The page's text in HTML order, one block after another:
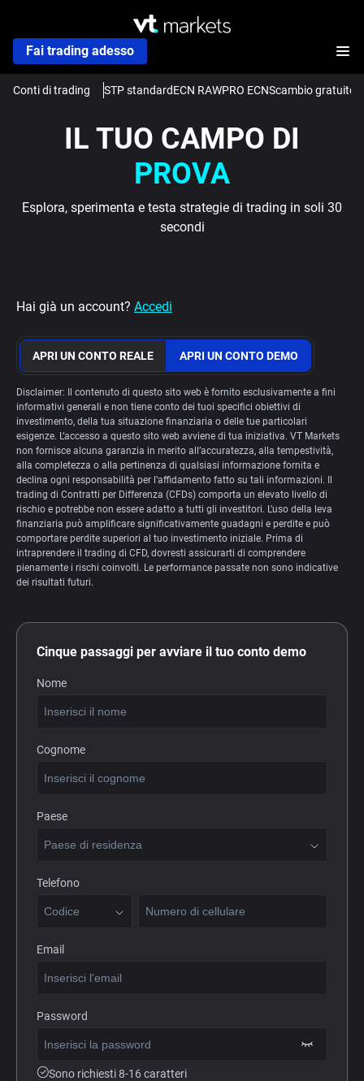
Fai trading adesso
Conti di trading STP standardECN RAWPRO ECNScambio gratuito
IL TUO CAMPO DI
PROVA
Esplora, sperimenta e testa strategie di trading in soli 30
secondi
Hai già un account? Accedi
APRI UN CONTO REALE APRI UN CONTO DEMO
Disclaimer: Il contenuto di questo sito web è fornito esclusivamente a fini
informativi generali e non tiene conto dei tuoi specifici obiettivi di
investimento, della tua situazione finanziaria o delle tue particolari
esigenze. L’accesso a questo sito web avviene di tua iniziativa. VT Markets
non fornisce alcuna garanzia in merito all’accuratezza, alla tempestività,
alla completezza o alla pertinenza di qualsiasi informazione fornita e
declina ogni responsabilità per l’affidamento fatto su tali informazioni. Il
trading di Contratti per Differenza (CFDs) comporta un elevato livello di
rischio e potrebbe non essere adatto a tutti gli investitori. L’uso della leva
finanziaria può amplificare significativamente guadagni e perdite e può
comportare perdite superiori al tuo investimento iniziale. Prima di
intraprendere il trading di CFD, dovresti assicurarti di comprendere
pienamente i rischi coinvolti. Le performance passate non sono indicative
dei risultati futuri.
Cinque passaggi per avviare il tuo conto demo
Nome
Cognome
Paese
Telefono
Email
Password
Sono richiesti 8-16 caratteri